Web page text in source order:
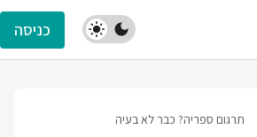
כניסה
תרגום ספריה? כבר לא בעיה